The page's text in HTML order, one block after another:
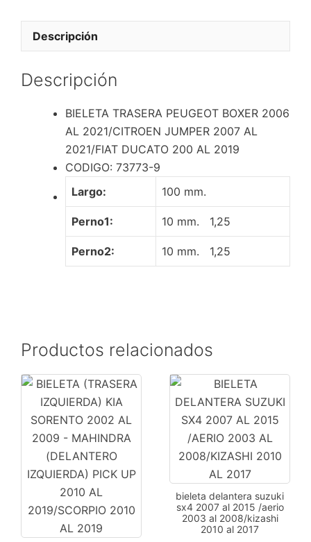
JUMPER
DUCATO
2000
AL
2019
cantidad
Descripción
Descripción
BIELETA TRASERA PEUGEOT BOXER 2006
AL 2021/CITROEN JUMPER 2007 AL
2021/FIAT DUCATO 200 AL 2019
CODIGO: 73773-9
Largo:
100 mm.
Perno1: 10 mm. 1,25
Perno2: 10 mm. 1,25
Productos relacionados
bieleta delantera suzuki
sx4 2007 al 2015 /aerio
2003 al 2008/kizashi
2010 al 2017